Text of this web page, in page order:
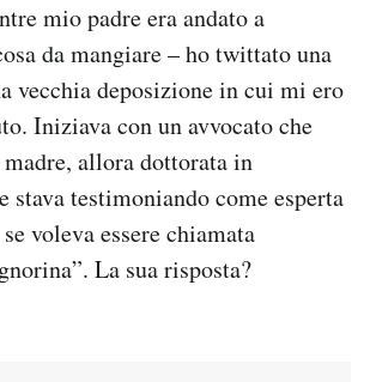
mio padre era andato a
da mangiare – ho twittato una
vecchia deposizione in cui mi ero
Iniziava con un avvocato che
allora dottorata in
stava testimoniando come esperta
voleva essere chiamata
La sua risposta?